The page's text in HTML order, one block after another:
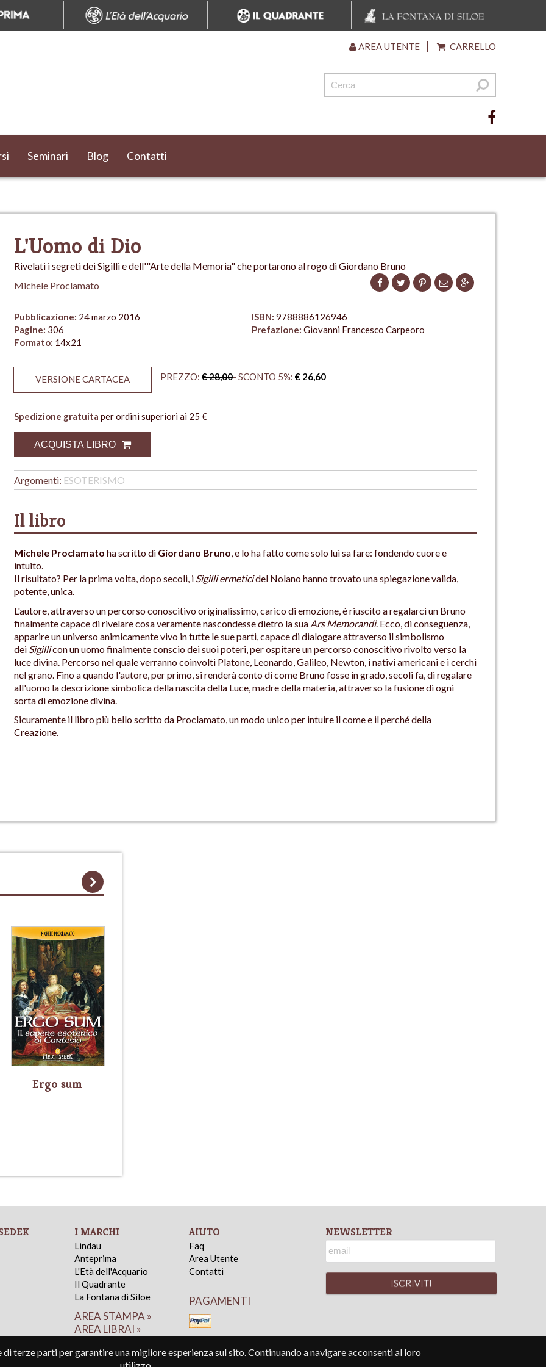
terze parti per garantire una migliore esperienza sul sito. Continuando a navigare acconsenti al loro
AREA UTENTE CARRELLO
Seminari Blog Contatti
L'Uomo di Dio
Rivelati i segreti dei Sigilli e dell'"Arte della Memoria" che portarono al rogo di Giordano Bruno
Michele Proclamato
Pubblicazione: 24 marzo 2016
Pagine: 306
Formato: 14x21
ISBN: 9788886126946
Prefazione: Giovanni Francesco Carpeoro
VERSIONE CARTACEA PREZZO: € 28,00- SCONTO 5%: € 26,60
Spedizione gratuita per ordini superiori ai 25 €
ACQUISTA LIBRO
Argomenti: ESOTERISMO
Il libro
Michele Proclamato ha scritto di Giordano Bruno, e lo ha fatto come solo lui sa fare: fondendo cuore e
intuito.
Il risultato? Per la prima volta, dopo secoli, i Sigilli ermeticidel Nolano hanno trovato una spiegazione valida,
potente, unica.
L'autore, attraverso un percorso conoscitivo originalissimo, carico di emozione, è riuscito a regalarci un Bruno
finalmente capace di rivelare cosa veramente nascondesse dietro la sua Ars Memorandi. Ecco, di conseguenza,
apparire un universo animicamente vivo in tutte le sue parti, capace di dialogare attraverso il simbolismo
dei Sigillicon un uomo finalmente conscio dei suoi poteri, per ospitare un percorso conoscitivo rivolto verso la
luce divina. Percorso nel quale verranno coinvolti Platone, Leonardo, Galileo, Newton, i nativi americani e i cerchi
nel grano. Fino a quando l'autore, per primo, si renderà conto di come Bruno fosse in grado, secoli fa, di regalare
all'uomo la descrizione simbolica della nascita della Luce, madre della materia, attraverso la fusione di ogni
sorta di emozione divina.
Sicuramente il libro più bello scritto da Proclamato, un modo unico per intuire il come e il perché della
Creazione.
Ergo sum
I MARCHI
Lindau
Anteprima
L'Età dell'Acquario
Il Quadrante
La Fontana di Siloe
AREA STAMPA »
AREA LIBRAI »
AIUTO
Faq
Area Utente
Contatti
PAGAMENTI
NEWSLETTER